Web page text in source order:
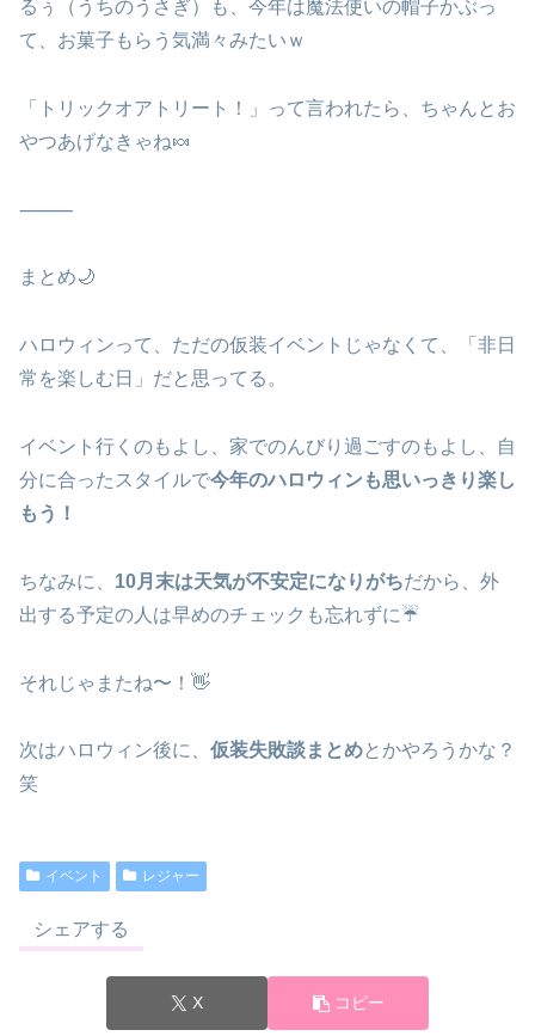
るぅ（うちのうさぎ）も、今年は魔法使いの帽子かぶっ
て、お菓子もらう気満々みたいｗ
「トリックオアトリート！」って言われたら、ちゃんとお
やつあげなきゃね🍬
⸻
まとめ🌙
ハロウィンって、ただの仮装イベントじゃなくて、「非日
常を楽しむ日」だと思ってる。
イベント行くのもよし、家でのんびり過ごすのもよし、自
分に合ったスタイルで今年のハロウィンも思いっきり楽し
もう！
ちなみに、 10月末は天気が不安定になりがちだから、外
出する予定の人は早めのチェックも忘れずに☔
それじゃまたね〜！👋
次はハロウィン後に、 仮装失敗談まとめとかやろうかな？
笑
イベント レジャー
シェアする
X コピー